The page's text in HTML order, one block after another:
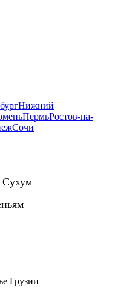
Нижний
ПермьРостов-на-
Сочи
Сухум
Грузии